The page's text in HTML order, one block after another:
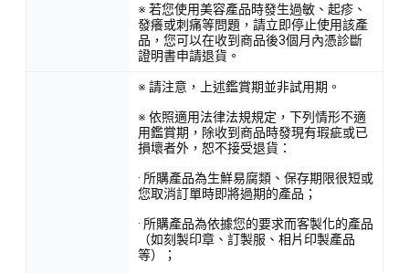
※ 若您使用美容產品時發生過敏、起疹、
發癢或刺痛等問題，請立即停止使用該產
品，您可以在收到商品後3個月內憑診斷
證明書申請退貨。
※ 請注意，上述鑑賞期並非試用期。
※ 依照適用法律法規規定，下列情形不適
用鑑賞期，除收到商品時發現有瑕疵或已
損壞者外，恕不接受退貨：
· 所購產品為生鮮易腐類、保存期限很短或
您取消訂單時即將過期的產品；
· 所購產品為依據您的要求而客製化的產品
（如刻製印章、訂製服、相片印製產品
等）；